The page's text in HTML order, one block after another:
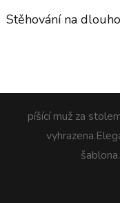
Stěhování na
píšící muž za
vyhrazena.
šablona